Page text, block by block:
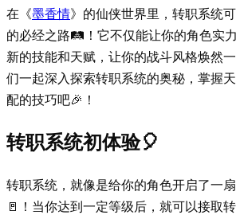
在《墨香情》的仙侠世界里，转职系统
的必经之路🛤️！它不仅能让你的角色实
新的技能和天赋，让你的战斗风格焕然
们一起深入探索转职系统的奥秘，掌握
配的技巧吧🎉！
转职系统初体验🎈
转职系统，就像是给你的角色开启了一
🚪！当你达到一定等级后，就可以接取